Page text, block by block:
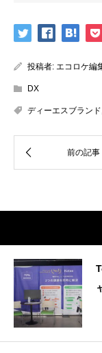
投稿者: エコロケ編
DX
ディーエスブランド